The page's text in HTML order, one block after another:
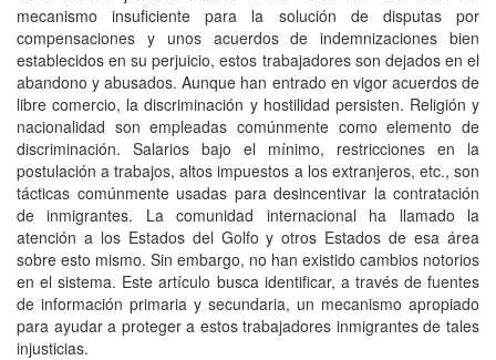
mecanismo insuficiente para la solución de disputas por
compensaciones y unos acuerdos de indemnizaciones bien
establecidos en su perjuicio, estos trabajadores son dejados en el
abandono y abusados. Aunque han entrado en vigor acuerdos de
libre comercio, la discriminación y hostilidad persisten. Religión y
nacionalidad son empleadas comúnmente como elemento de
discriminación. Salarios bajo el mínimo, restricciones en la
postulación a trabajos, altos impuestos a los extranjeros, etc., son
tácticas comúnmente usadas para desincentivar la contratación
de inmigrantes. La comunidad internacional ha llamado la
atención a los Estados del Golfo y otros Estados de esa área
sobre esto mismo. Sin embargo, no han existido cambios notorios
en el sistema. Este artículo busca identificar, a través de fuentes
de información primaria y secundaria, un mecanismo apropiado
para ayudar a proteger a estos trabajadores inmigrantes de tales
injusticias.